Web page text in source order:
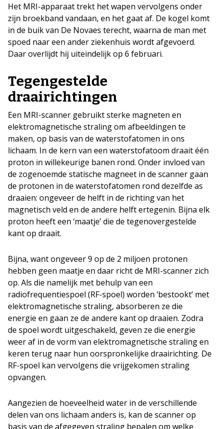
Het MRI-apparaat trekt het wapen vervolgens onder
zijn broekband vandaan, en het gaat af. De kogel komt
in de buik van De Novaes terecht, waarna de man met
spoed naar een ander ziekenhuis wordt afgevoerd.
Daar overlijdt hij uiteindelijk op 6 februari.
Tegengestelde
draairichtingen
Een MRI-scanner gebruikt sterke magneten en
elektromagnetische straling om afbeeldingen te
maken, op basis van de waterstofatomen in ons
lichaam. In de kern van een waterstofatoom draait één
proton in willekeurige banen rond. Onder invloed van
de zogenoemde statische magneet in de scanner gaan
de protonen in de waterstofatomen rond dezelfde as
draaien: ongeveer de helft in de richting van het
magnetisch veld en de andere helft ertegenin. Bijna elk
proton heeft een ‘maatje’ die de tegenovergestelde
kant op draait.
Bijna, want ongeveer 9 op de 2 miljoen protonen
hebben geen maatje en daar richt de MRI-scanner zich
op. Als die namelijk met behulp van een
radiofrequentiespoel (RF-spoel) worden ‘bestookt’ met
elektromagnetische straling, absorberen ze die
energie en gaan ze de andere kant op draaien. Zodra
de spoel wordt uitgeschakeld, geven ze die energie
weer af in de vorm van elektromagnetische straling en
keren terug naar hun oorspronkelijke draairichting. De
RF-spoel kan vervolgens die vrijgekomen straling
opvangen.
Aangezien de hoeveelheid water in de verschillende
delen van ons lichaam anders is, kan de scanner op
basis van de afgegeven straling bepalen om welke